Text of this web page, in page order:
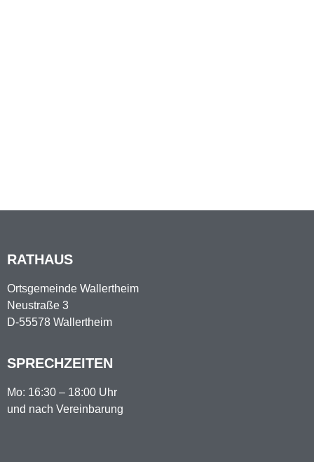
RATHAUS
Ortsgemeinde Wallertheim
Neustraße 3
D-55578 Wallertheim
SPRECHZEITEN
Mo: 16:30 – 18:00 Uhr
und nach Vereinbarung